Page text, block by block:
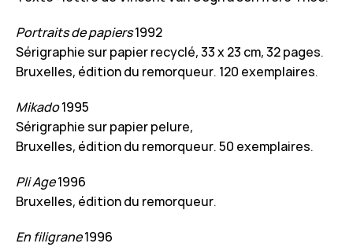
Portraits de papiers1992
Sérigraphie sur papier recyclé, 33 x 23 cm, 32 pages.
Bruxelles, édition du remorqueur. 120 exemplaires.
Mikado1995
Sérigraphie sur papier pelure,
Bruxelles, édition du remorqueur. 50 exemplaires.
Pli Age1996
Bruxelles, édition du remorqueur.
En filigrane1996